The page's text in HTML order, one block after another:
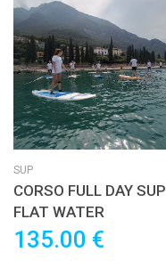
SUP
CORSO FULL DAY SUP
FLAT WATER
135.00 €